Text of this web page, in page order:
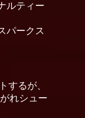
ルティー
パークス
するが、
れシュー